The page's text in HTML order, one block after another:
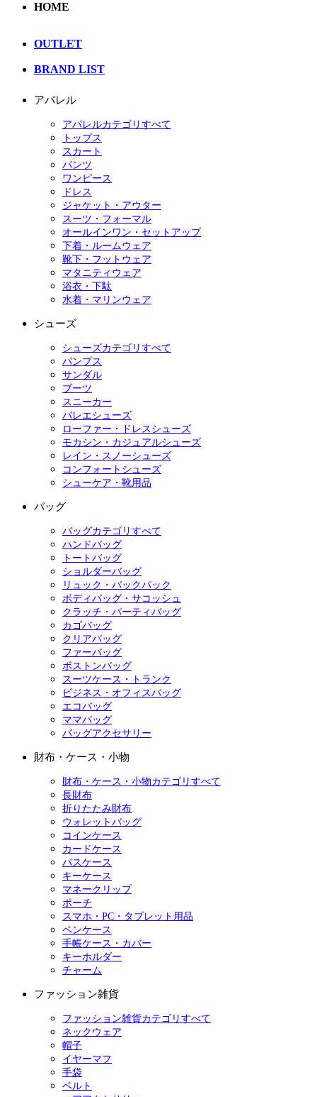
HOME
OUTLET
BRAND LIST
アパレル
アパレルカテゴリすべて
トップス
スカート
パンツ
ワンピース
ドレス
ジャケット・アウター
スーツ・フォーマル
オールインワン・セットアップ
下着・ルームウェア
靴下・フットウェア
マタニティウェア
浴衣・下駄
水着・マリンウェア
シューズ
シューズカテゴリすべて
パンプス
サンダル
ブーツ
スニーカー
バレエシューズ
ローファー・ドレスシューズ
モカシン・カジュアルシューズ
レイン・スノーシューズ
コンフォートシューズ
シューケア・靴用品
バッグ
バッグカテゴリすべて
ハンドバッグ
トートバッグ
ショルダーバッグ
リュック・バックパック
ボディバッグ・サコッシュ
クラッチ・パーティバッグ
カゴバッグ
クリアバッグ
ファーバッグ
ボストンバッグ
スーツケース・トランク
ビジネス・オフィスバッグ
エコバッグ
ママバッグ
バッグアクセサリー
財布・ケース・小物
財布・ケース・小物カテゴリすべて
長財布
折りたたみ財布
ウォレットバッグ
コインケース
カードケース
パスケース
キーケース
マネークリップ
ポーチ
スマホ・PC・タブレット用品
ペンケース
手帳ケース・カバー
キーホルダー
チャーム
ファッション雑貨
ファッション雑貨カテゴリすべて
ネックウェア
帽子
イヤーマフ
手袋
ベルト